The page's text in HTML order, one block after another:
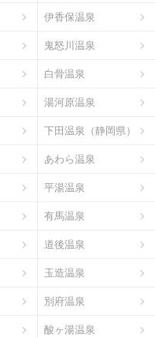
伊香保温泉
鬼怒川温泉
白骨温泉
湯河原温泉
下田温泉（静岡県）
あわら温泉
平湯温泉
有馬温泉
道後温泉
玉造温泉
別府温泉
酸ヶ湯温泉